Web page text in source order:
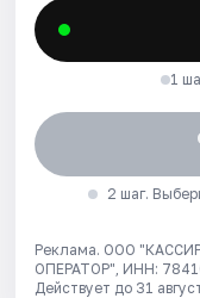
1
2 шаг.
Реклама. ООО
ОПЕРАТОР", ИНН:
Действует до 31